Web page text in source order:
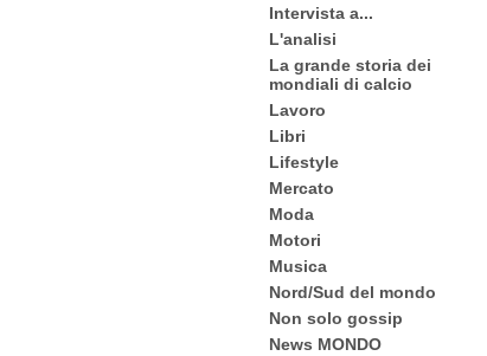
Intervista a...
L'analisi
La grande storia dei
mondiali di calcio
Lavoro
Libri
Lifestyle
Mercato
Moda
Motori
Musica
Nord/Sud del mondo
Non solo gossip
News MONDO